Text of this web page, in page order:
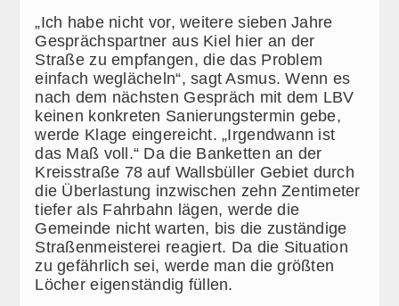
„Ich habe nicht vor, weitere sieben Jahre
Gesprächspartner aus Kiel hier an der
Straße zu empfangen, die das Problem
einfach weglächeln“, sagt Asmus. Wenn es
nach dem nächsten Gespräch mit dem LBV
keinen konkreten Sanierungstermin gebe,
werde Klage eingereicht. „Irgendwann ist
das Maß voll.“ Da die Banketten an der
Kreisstraße 78 auf Wallsbüller Gebiet durch
die Überlastung inzwischen zehn Zentimeter
tiefer als Fahrbahn lägen, werde die
Gemeinde nicht warten, bis die zuständige
Straßenmeisterei reagiert. Da die Situation
zu gefährlich sei, werde man die größten
Löcher eigenständig füllen.